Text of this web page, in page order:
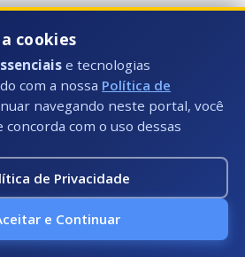
da remessa de um requerimento (nº
objetivo é cumprir as disposições da
Interno da Câmara Municipal.
Ata
597/2022
cookies
e tecnologias
com a nossa Política de
navegando neste portal, você
com o uso dessas
de Privacidade
e Continuar